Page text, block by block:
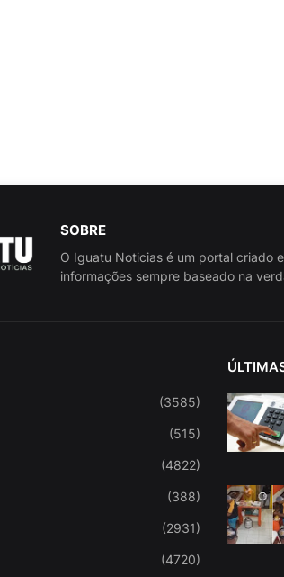
SOBRE
O Iguatu Noticias é um portal criado
informações sempre baseado na
(3585)
(515)
(4822)
(388)
(2931)
(4720)